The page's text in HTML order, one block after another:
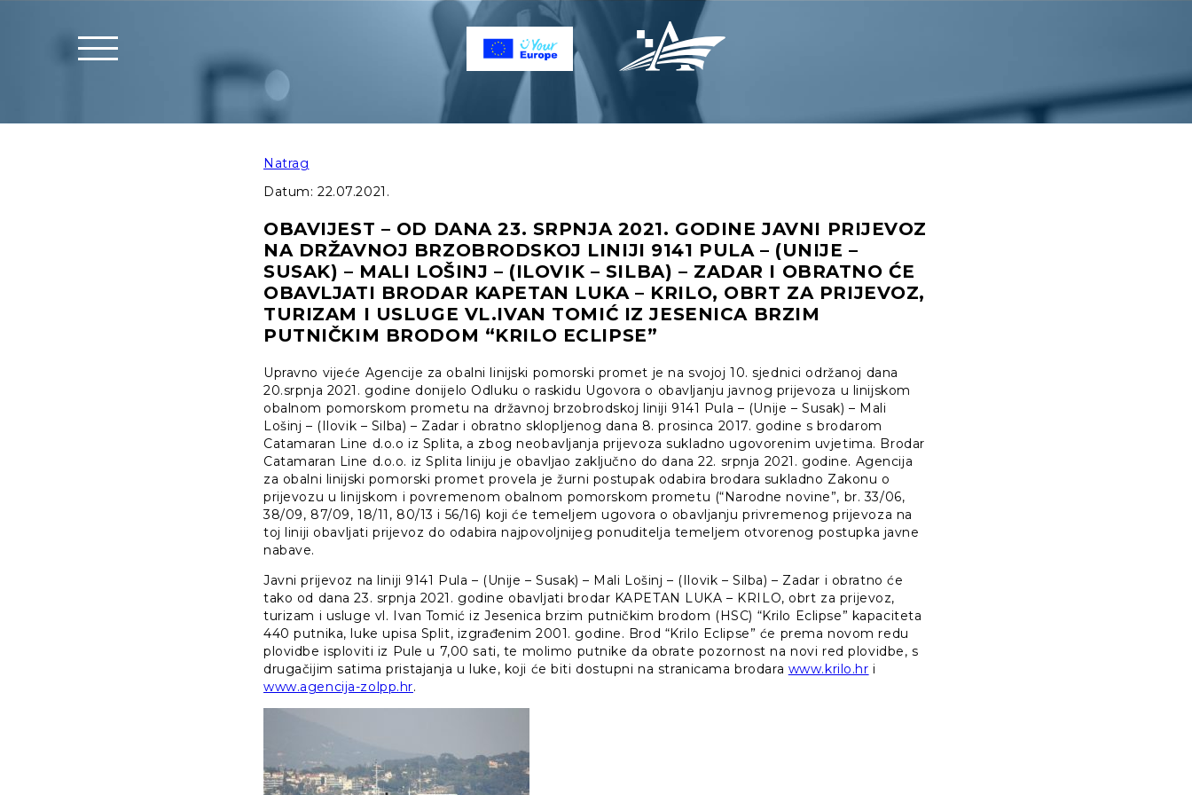
Natrag
Datum: 22.07.2021.
OBAVIJEST – OD DANA 23. SRPNJA 2021. GODINE JAVNI PRIJEVOZ
NA DRŽAVNOJ BRZOBRODSKOJ LINIJI 9141 PULA – (UNIJE –
SUSAK) – MALI LOŠINJ – (ILOVIK – SILBA) – ZADAR I OBRATNO ĆE
OBAVLJATI BRODAR KAPETAN LUKA – KRILO, OBRT ZA PRIJEVOZ,
TURIZAM I USLUGE VL.IVAN TOMIĆ IZ JESENICA BRZIM
PUTNIČKIM BRODOM “KRILO ECLIPSE”
Upravno vijeće Agencije za obalni linijski pomorski promet je na svojoj 10. sjednici održanoj dana
20.srpnja 2021. godine donijelo Odluku o raskidu Ugovora o obavljanju javnog prijevoza u linijskom
obalnom pomorskom prometu na državnoj brzobrodskoj liniji 9141 Pula – (Unije – Susak) – Mali
Lošinj – (Ilovik – Silba) – Zadar i obratno sklopljenog dana 8. prosinca 2017. godine s brodarom
Catamaran Line d.o.o iz Splita, a zbog neobavljanja prijevoza sukladno ugovorenim uvjetima. Brodar
Catamaran Line d.o.o. iz Splita liniju je obavljao zaključno do dana 22. srpnja 2021. godine. Agencija
za obalni linijski pomorski promet provela je žurni postupak odabira brodara sukladno Zakonu o
prijevozu u linijskom i povremenom obalnom pomorskom prometu (“Narodne novine”, br. 33/06,
38/09, 87/09, 18/11, 80/13 i 56/16) koji će temeljem ugovora o obavljanju privremenog prijevoza na
toj liniji obavljati prijevoz do odabira najpovoljnijeg ponuditelja temeljem otvorenog postupka javne
nabave.
Javni prijevoz na liniji 9141 Pula – (Unije – Susak) – Mali Lošinj – (Ilovik – Silba) – Zadar i obratno će
tako od dana 23. srpnja 2021. godine obavljati brodar KAPETAN LUKA – KRILO, obrt za prijevoz,
turizam i usluge vl. Ivan Tomić iz Jesenica brzim putničkim brodom (HSC) “Krilo Eclipse” kapaciteta
440 putnika, luke upisa Split, izgrađenim 2001. godine. Brod “Krilo Eclipse” će prema novom redu
plovidbe isploviti iz Pule u 7,00 sati, te molimo putnike da obrate pozornost na novi red plovidbe, s
drugačijim satima pristajanja u luke, koji će biti dostupni na stranicama brodara www.krilo.hr i
www.agencija-zolpp.hr.